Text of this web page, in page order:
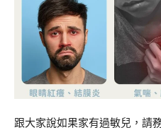
跟大家說如果家有過敏兒，請